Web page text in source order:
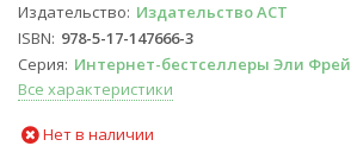
Издательство Издательство АСТ
ISBN 978-5-17-147666-3
Серия Интернет-бестселлеры Эли Фрей
Все характеристики
Нет в наличии